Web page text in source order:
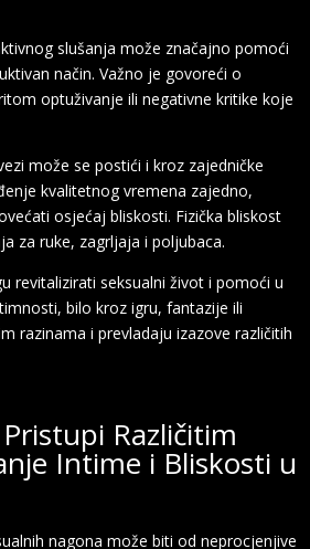
slušanja može značajno pomoći
način. Važno je govoreći o
optuživanje ili negativne kritike koje
može se postići i kroz zajedničke
kvalitetnog vremena zajedno,
osjećaj bliskosti. Fizička bliskost
za ruke, zagrljaja i poljubaca.
revitalizirati seksualni život i pomoći u
bilo kroz igru, fantazije ili
razinama i prevladaju izazove različitih
Različitim
Intime i Bliskosti u
nagona može biti od neprocjenjive